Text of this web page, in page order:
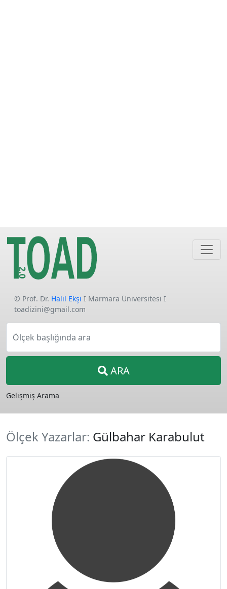
© Prof. Dr. Halil Ekşi I Marmara Üniversitesi I
toadizini@gmail.com
Ölçek başlığında ara
ARA
Gelişmiş Arama
Ölçek Yazarlar: Gülbahar Karabulut